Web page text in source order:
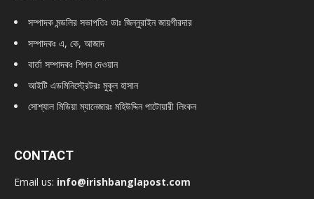
সম্পাদক মন্ডলির সভাপতিঃ ডাঃ জিন্নুরাইন জায়গীরদার
সম্পাদকঃ এ, কে, আজাদ
বার্তা সম্পাদকঃ শিপন দেওয়ান
আইটি এডমিনিস্ট্রেটরঃ মুকুল হাসান
সোশ্যাল মিডিয়া ম্যানেজারঃ মহিউদ্দিন পাটোয়ারী লিংকন
CONTACT
Email us: info@irishbanglapost.com